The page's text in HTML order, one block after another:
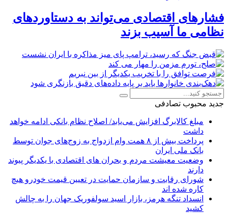
فشارهای اقتصادی می‌تواند به دستاوردهای
نظامی ما آسیب بزند
جدید محبوب تصادفی
مبلغ کالابرگ افزایش می‌یابد/ اصلاح نظام بانکی ادامه خواهد
داشت
پرداخت بیش از ۸ همت وام ازدواج به زوج‌های جوان توسط
بانک ملی ایران
وضعیت معیشت مردم و بحران های اقتصادی با یکدیگر پیوند
دارند
شورای رقابت و سازمان حمایت در تعیین قیمت خودرو هیچ
کاره شده اند
انسداد تنگه هرمز، بازار اسید سولفوریک جهان را به چالش
کشید